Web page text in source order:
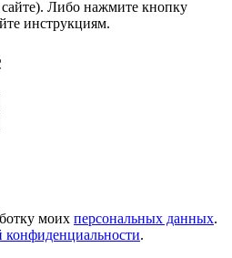
Либо нажмите кнопку
инструкциям.
моих персональных данных.
конфиденциальности.